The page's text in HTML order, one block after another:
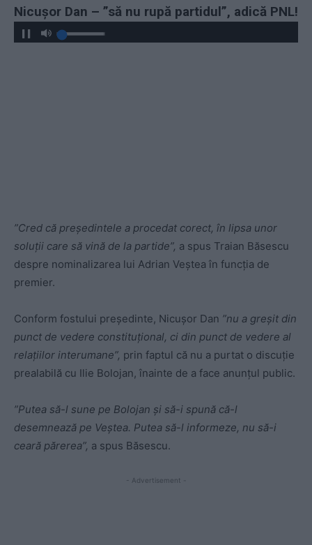
Nicușor Dan – ”să nu rupă partidul”, adică PNL!
”Cred că președintele a procedat corect, în lipsa unor
soluții care să vină de la partide”, a spus Traian Băsescu
despre nominalizarea lui Adrian Veștea în funcția de
premier.
Conform fostului președinte, Nicușor Dan ”nu a greșit din
punct de vedere constituțional, ci din punct de vedere al
relațiilor interumane”, prin faptul că nu a purtat o discuție
prealabilă cu Ilie Bolojan, înainte de a face anunțul public.
”Putea să-l sune pe Bolojan și să-i spună că-l
desemnează pe Veștea. Putea să-l informeze, nu să-i
ceară părerea”, a spus Băsescu.
- Advertisement -